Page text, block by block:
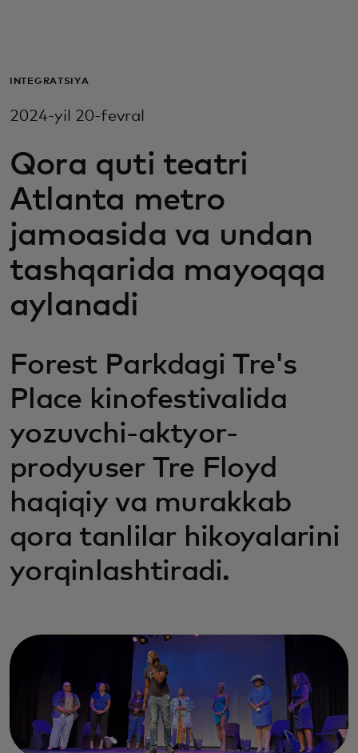
Biznes uchun
Innovatorlar uchun
Yangiliklar va trendlar
INTEGRATSIYA
2024-yil 20-fevral
Qora quti teatri
Atlanta metro
jamoasida va undan
tashqarida mayoqqa
aylanadi
Forest Parkdagi Tre's
Place kinofestivalida
yozuvchi-aktyor-
prodyuser Tre Floyd
haqiqiy va murakkab
qora tanlilar hikoyalarini
yorqinlashtiradi.